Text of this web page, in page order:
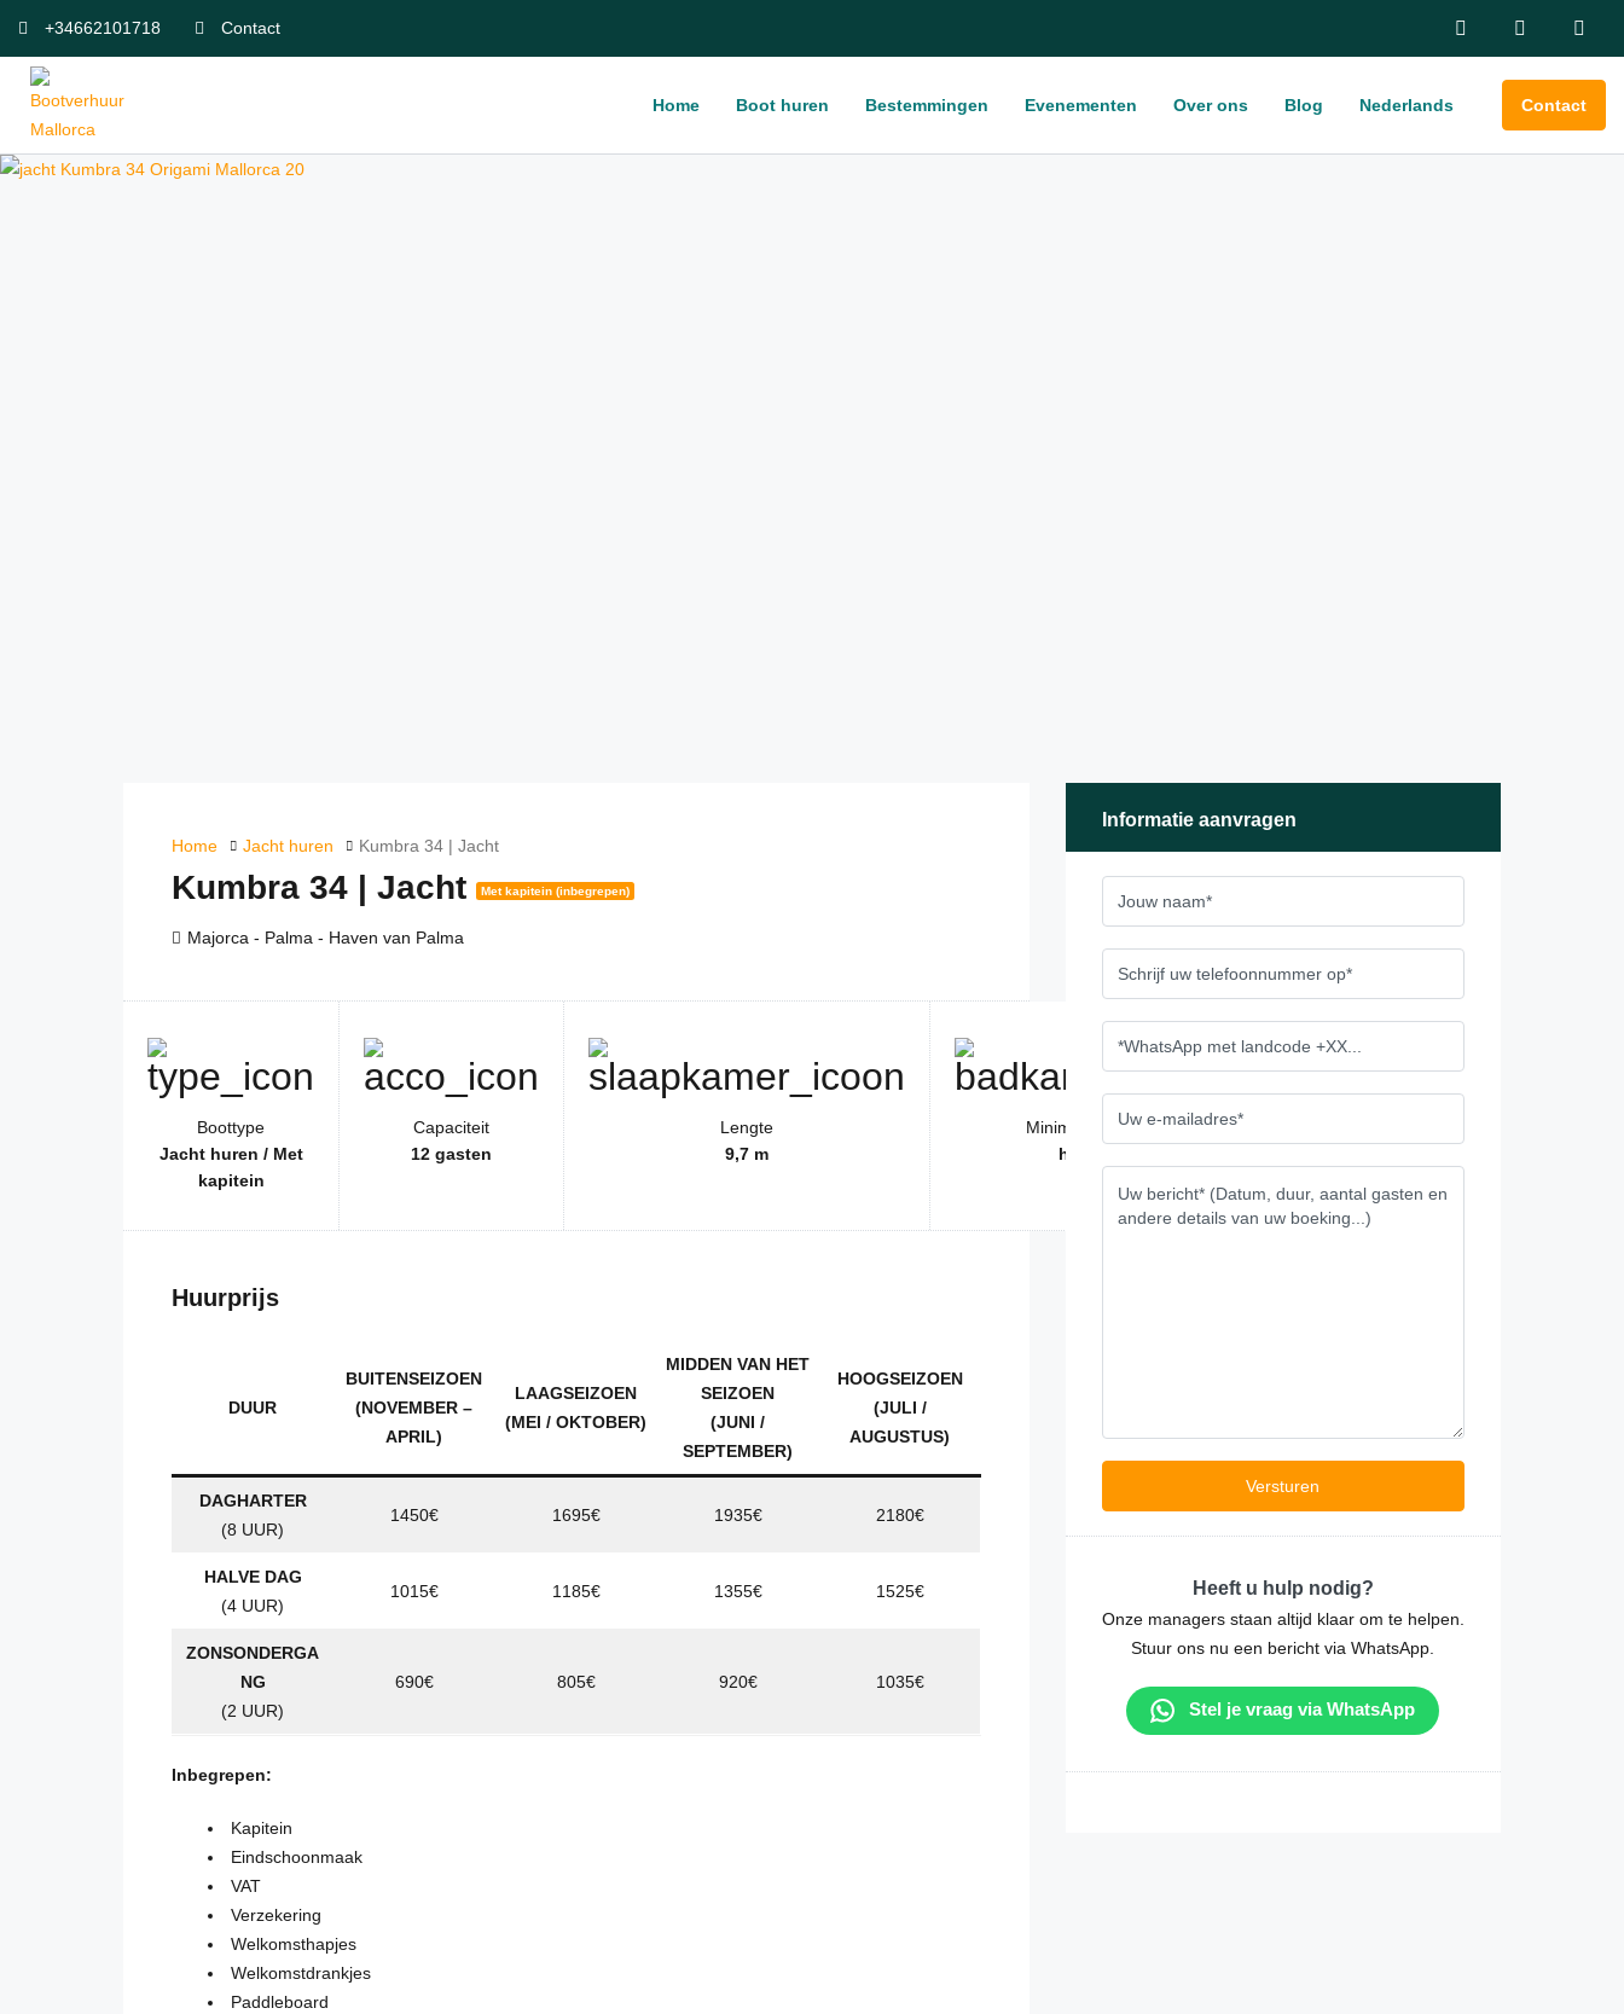
+34662101718 Contact
Home Boot huren Bestemmingen Evenementen Over ons Blog Nederlands Contact
Home Jacht huren Kumbra 34 | Jacht
Kumbra 34 | Jacht Met kapitein (inbegrepen)
Majorca - Palma - Haven van Palma
Boottype
Jacht huren / Met
kapitein
Capaciteit
12 gasten
Lengte
9,7 m
Minimale bestelling
halve dag
Huurprijs
DUUR
BUITENSEIZOEN
(NOVEMBER –
APRIL)
LAAGSEIZOEN
(MEI / OKTOBER)
MIDDEN VAN HET
SEIZOEN
(JUNI /
SEPTEMBER)
HOOGSEIZOEN
(JULI /
AUGUSTUS)
DAGHARTER
(8 UUR)
1450€ 1695€ 1935€ 2180€
HALVE DAG
(4 UUR)
1015€ 1185€ 1355€ 1525€
ZONSONDERGA
NG
(2 UUR)
690€ 805€ 920€ 1035€
Inbegrepen:
Kapitein
Eindschoonmaak
VAT
Verzekering
Welkomsthapjes
Welkomstdrankjes
Paddleboard
Informatie aanvragen
Heeft u hulp nodig?
Onze managers staan altijd klaar om te helpen.
Stuur ons nu een bericht via WhatsApp.
Stel je vraag via WhatsApp